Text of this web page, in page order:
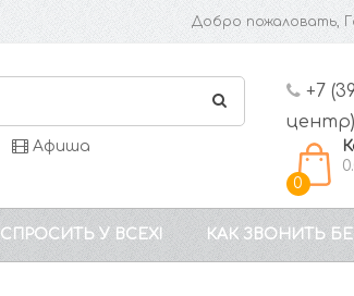
Добро пожаловать,
Афиша
+7
центр)
0
СПРОСИТЬ У ВСЕХ! КАК ЗВОНИТЬ